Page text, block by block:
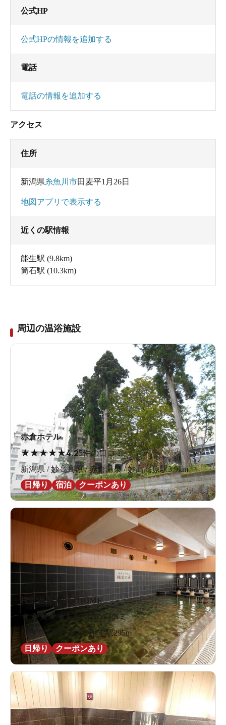
公式HP
公式HPの情報を追加する
電話
電話の情報を追加する
アクセス
住所
新潟県糸魚川市田麦平1月26日
地図アプリで表示する
近くの駅情報
能生駅 (9.8km)
筒石駅 (10.3km)
周辺の温浴施設
赤倉ホテル
★★★★★4.25件の口コミ
新潟県 / 妙高高原 / 赤倉温泉 / 妙高高原駅3.9km
日帰り
宿泊 クーポンあり
権堂温泉テルメDOME
★ ★★★ ★ 4.821件の口コミ
長野県 / 長野周辺 / 権堂駅295m
日帰り
クーポンあり